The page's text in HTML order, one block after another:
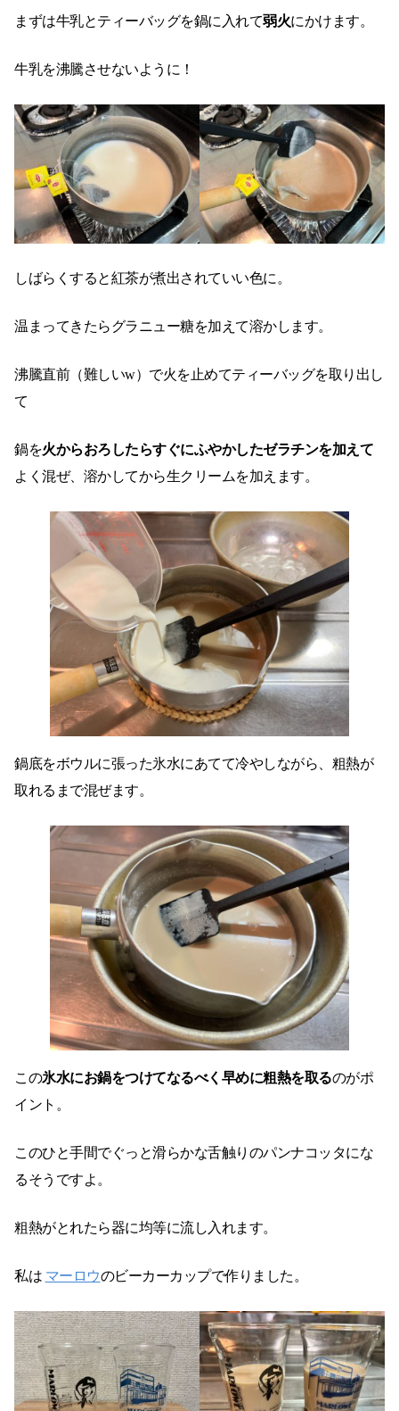
まずは牛乳とティーバッグを鍋に入れて弱火にかけます。
牛乳を沸騰させないように！
しばらくすると紅茶が煮出されていい色に。
温まってきたらグラニュー糖を加えて溶かします。
沸騰直前（難しいw）で火を止めてティーバッグを取り出し
て
鍋を火からおろしたらすぐにふやかしたゼラチンを加えて
よく混ぜ、溶かしてから生クリームを加えます。
鍋底をボウルに張った氷水にあてて冷やしながら、粗熱が
取れるまで混ぜます。
この氷水にお鍋をつけてなるべく早めに粗熱を取るのがポ
イント。
このひと手間でぐっと滑らかな舌触りのパンナコッタにな
るそうですよ。
粗熱がとれたら器に均等に流し入れます。
私は マーロウのビーカーカップで作りました。